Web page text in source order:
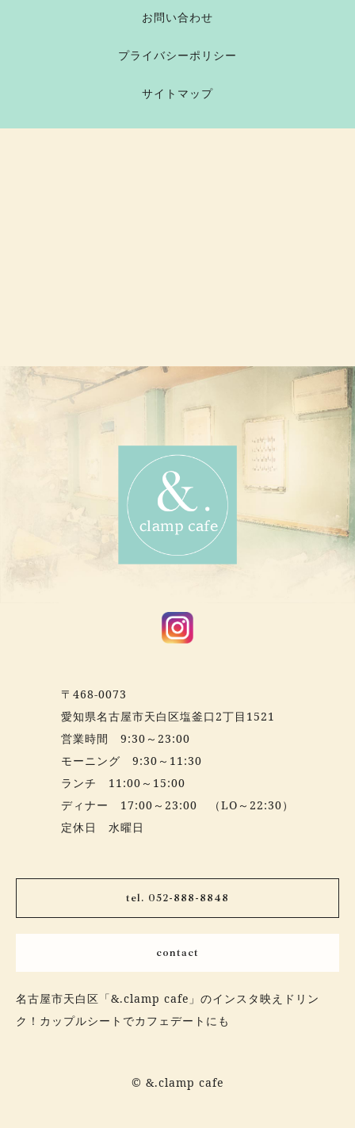
お問い合わせ
プライバシーポリシー
サイトマップ
〒468-0073
愛知県名古屋市天白区塩釜口2丁目1521
営業時間 9:30～23:00
モーニング 9:30～11:30
ランチ 11:00～15:00
ディナー 17:00～23:00 （LO～22:30）
定休日 水曜日
tel. 052-888-8848
contact
名古屋市天白区「&.clamp cafe」のインスタ映えドリン
ク！カップルシートでカフェデートにも
© &.clamp cafe